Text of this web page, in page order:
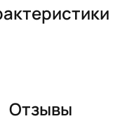
Отзывы